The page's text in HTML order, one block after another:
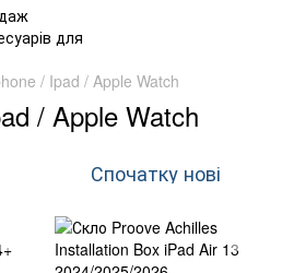
/ Ipad / Apple Watch
/ Apple Watch
Спочатку нові